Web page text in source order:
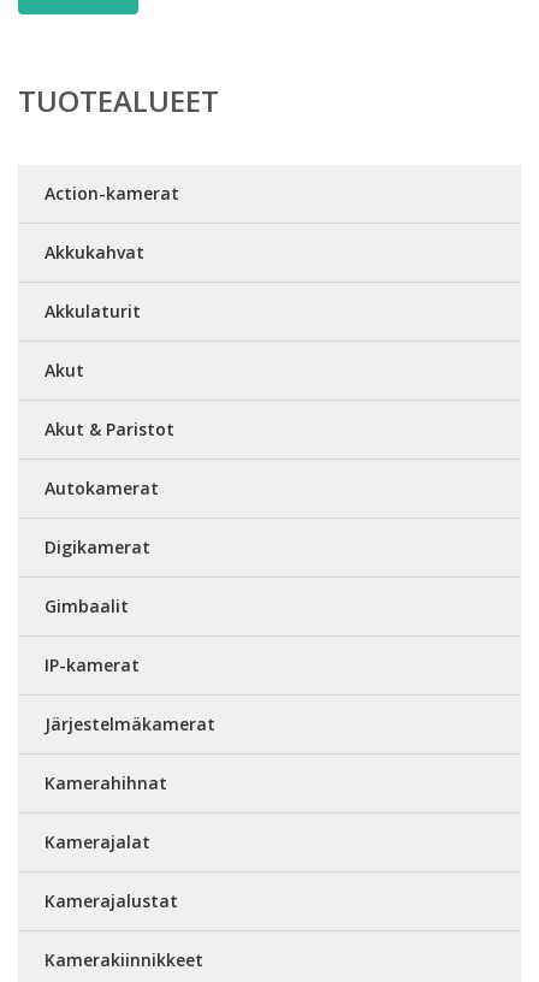
TUOTEALUEET
Action-kamerat
Akkukahvat
Akkulaturit
Akut
Akut & Paristot
Autokamerat
Digikamerat
Gimbaalit
IP-kamerat
Järjestelmäkamerat
Kamerahihnat
Kamerajalat
Kamerajalustat
Kamerakiinnikkeet